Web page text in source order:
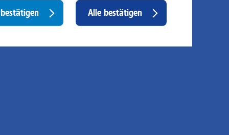
Analysen. Mithilfe dieser Cookies können wir
die Besucherzahlen und den Effekt
Seiten unseres Web-Auftritts ermitteln und
Alle bestätigen